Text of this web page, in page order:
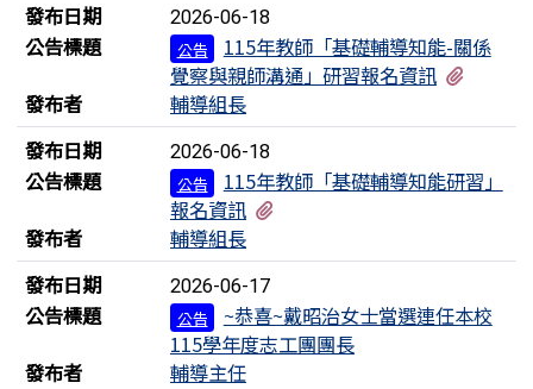
發布日期
2026-06-18
公告標題 公告
115年教師「基礎輔導知能-關係
覺察與親師溝通」研習報名資訊
發布者
輔導組長
發布日期
2026-06-18
公告標題 公告
115年教師「基礎輔導知能研習」
報名資訊
發布者
輔導組長
發布日期
2026-06-17
公告標題 公告
~恭喜~戴昭治女士當選連任本校
115學年度志工團團長
發布者
輔導主任